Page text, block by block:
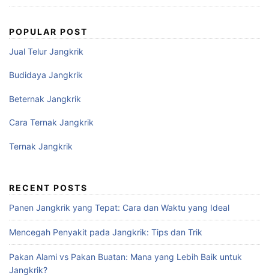
POPULAR POST
Jual Telur Jangkrik
Budidaya Jangkrik
Beternak Jangkrik
Cara Ternak Jangkrik
Ternak Jangkrik
RECENT POSTS
Panen Jangkrik yang Tepat: Cara dan Waktu yang Ideal
Mencegah Penyakit pada Jangkrik: Tips dan Trik
Pakan Alami vs Pakan Buatan: Mana yang Lebih Baik untuk
Jangkrik?